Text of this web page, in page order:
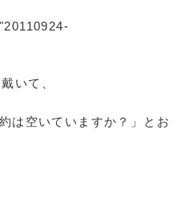
いて、
は空いていますか？」とお